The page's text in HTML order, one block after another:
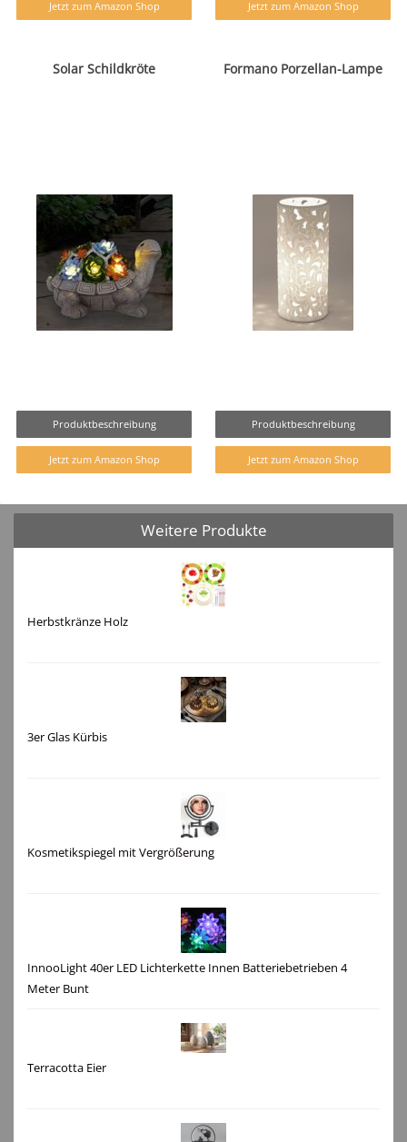
Jetzt zum Amazon Shop Jetzt zum Amazon Shop
Solar Schildkröte
Produktbeschreibung
Jetzt zum Amazon Shop
Formano Porzellan-Lampe
Produktbeschreibung
Jetzt zum Amazon Shop
Weitere Produkte
Herbstkränze Holz
3er Glas Kürbis
Kosmetikspiegel mit Vergrößerung
InnooLight 40er LED Lichterkette Innen Batteriebetrieben 4
Meter Bunt
Terracotta Eier